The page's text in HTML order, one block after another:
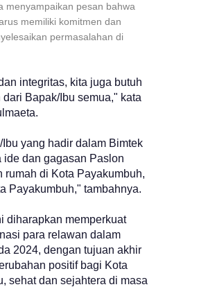
menyampaikan pesan bahwa
memiliki komitmen dan
permasalahan di
integritas, kita juga butuh
Bapak/Ibu semua," kata
Ibu yang hadir dalam Bimtek
ide dan gagasan Paslon
rumah di Kota Payakumbuh,
Payakumbuh," tambahnya.
diharapkan memperkuat
para relawan dalam
2024, dengan tujuan akhir
positif bagi Kota
sehat dan sejahtera di masa